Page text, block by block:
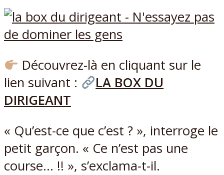
Découvrez-là en cliquant sur le
lien suivant :
LA BOX DU
DIRIGEANT
« Qu’est-ce que c’est ? », interroge le
petit garçon. « Ce n’est pas une
course… !! », s’exclama-t-il.